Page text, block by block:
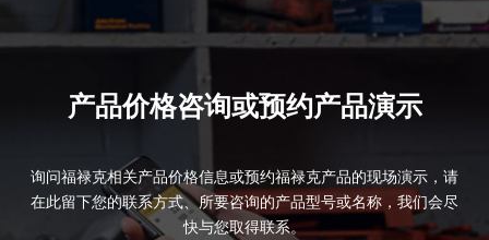
产品价格咨询或预约产品演示
询问福禄克相关产品价格信息或预约福禄克产品的现场演示，请
在此留下您的联系方式、所要咨询的产品型号或名称，我们会尽
快与您取得联系。